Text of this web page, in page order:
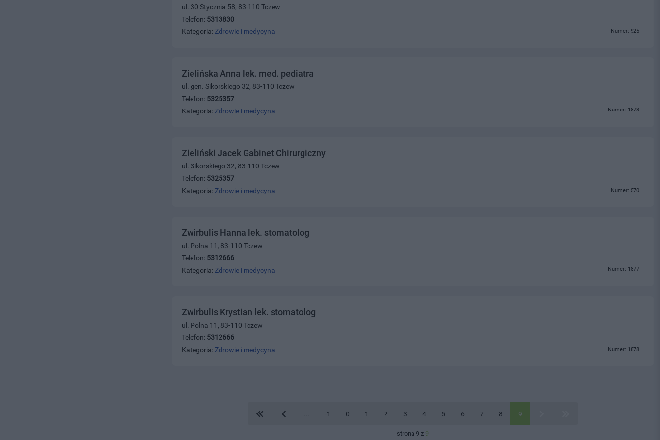
ul. 30 Stycznia 58, 83-110 Tczew
Telefon: 5313830
Kategoria: Zdrowie i medycyna Numer: 925
Zielińska Anna lek. med. pediatra
ul. gen. Sikorskiego 32, 83-110 Tczew
Telefon: 5325357
Kategoria: Zdrowie i medycyna Numer: 1873
Zieliński Jacek Gabinet Chirurgiczny
ul. Sikorskiego 32, 83-110 Tczew
Telefon: 5325357
Kategoria: Zdrowie i medycyna Numer: 570
Zwirbulis Hanna lek. stomatolog
ul. Polna 11, 83-110 Tczew
Telefon: 5312666
Kategoria: Zdrowie i medycyna Numer: 1877
Zwirbulis Krystian lek. stomatolog
ul. Polna 11, 83-110 Tczew
Telefon: 5312666
Kategoria: Zdrowie i medycyna Numer: 1878
-1 0 1 2 3 4 5 6 7 8 9
strona 9 z 9